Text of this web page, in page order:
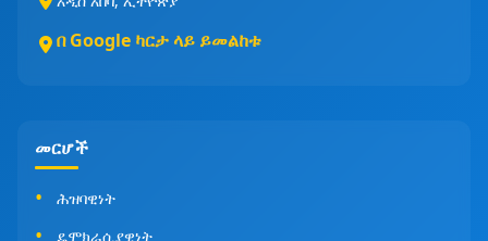
በ Google ካርታ ላይ ይመልከቱ
መርሆች
ሕዝባዊነት
ዴሞክራሲያዊነት